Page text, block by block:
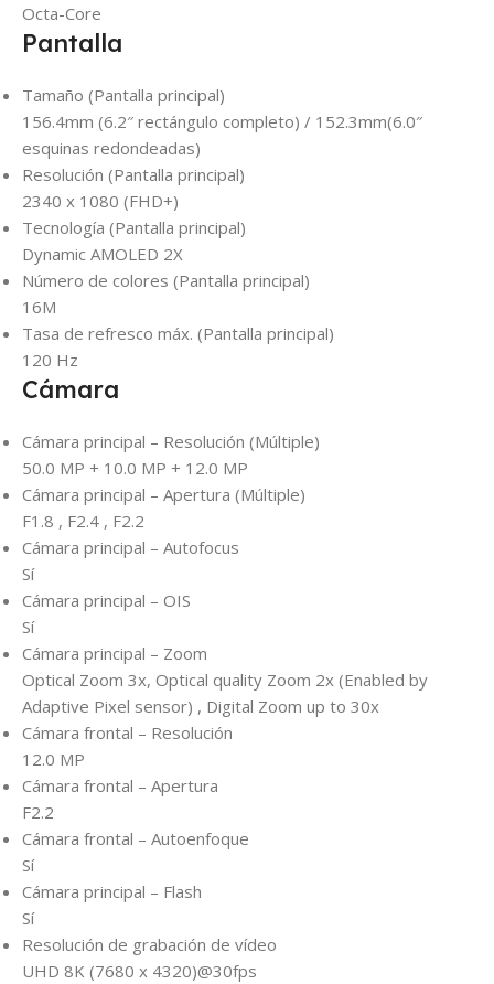
Octa-Core
Pantalla
Tamaño (Pantalla principal)
156.4mm (6.2″ rectángulo completo) / 152.3mm(6.0″
esquinas redondeadas)
Resolución (Pantalla principal)
2340 x 1080 (FHD+)
Tecnología (Pantalla principal)
Dynamic AMOLED 2X
Número de colores (Pantalla principal)
16M
Tasa de refresco máx. (Pantalla principal)
120 Hz
Cámara
Cámara principal – Resolución (Múltiple)
50.0 MP + 10.0 MP + 12.0 MP
Cámara principal – Apertura (Múltiple)
F1.8 , F2.4 , F2.2
Cámara principal – Autofocus
Sí
Cámara principal – OIS
Sí
Cámara principal – Zoom
Optical Zoom 3x, Optical quality Zoom 2x (Enabled by
Adaptive Pixel sensor) , Digital Zoom up to 30x
Cámara frontal – Resolución
12.0 MP
Cámara frontal – Apertura
F2.2
Cámara frontal – Autoenfoque
Sí
Cámara principal – Flash
Sí
Resolución de grabación de vídeo
UHD 8K (7680 x 4320)@30fps